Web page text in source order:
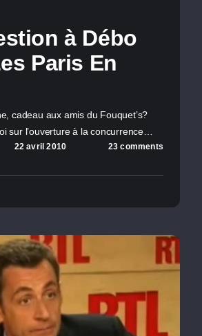
à Débo
Paris En
cadeau aux amis du Fouquet’s?
sur l’ouverture à la concurrence…
22 avril 2010 23 comments